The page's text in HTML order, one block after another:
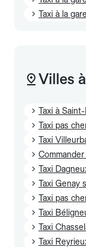
Taxi à la
Villes
Taxi à
Taxi pas
Taxi
Taxi
Taxi Genay
Taxi pas
Taxi
Taxi
Taxi